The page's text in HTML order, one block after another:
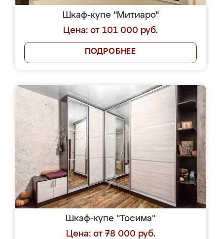
Шкаф-купе "Митиаро"
Цена: от 101 000 руб.
ПОДРОБНЕЕ
Шкаф-купе "Тосима"
Цена: от 78 000 руб.